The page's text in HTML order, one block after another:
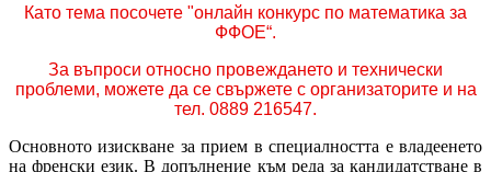
Като тема посочете "онлайн конкурс по математика за
ФФОЕ“.
За въпроси относно провеждането и технически
проблеми, можете да се свържете с организаторите и на
тел. 0889 216547.
Основното изискване за прием в специалността е владеенето
на френски език. В допълнение към реда за кандидатстване в